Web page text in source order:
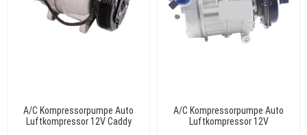
A/C Kompressorpumpe Auto
Luftkompressor 12V Caddy
A/C Kompressorpumpe Auto
Luftkompressor 12V